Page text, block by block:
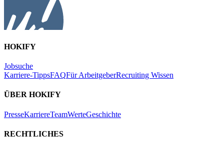
HOKIFY
Jobsuche
Karriere-TippsFAQFür ArbeitgeberRecruiting Wissen
ÜBER HOKIFY
PresseKarriereTeamWerteGeschichte
RECHTLICHES